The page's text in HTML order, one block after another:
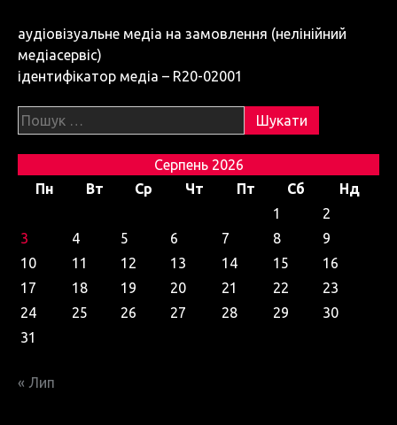
аудіовізуальне медіа на замовлення (нелінійний
медіасервіс)
ідентифікатор медіа – R20-02001
Пошук:
Серпень 2026
Пн
Вт Ср Чт Пт Сб
Нд
1
2
3
4 5 6 7 8
9
10
11 12 13 14 15
16
17
18 19 20 21 22
23
24
25 26 27 28 29
30
31
« Лип